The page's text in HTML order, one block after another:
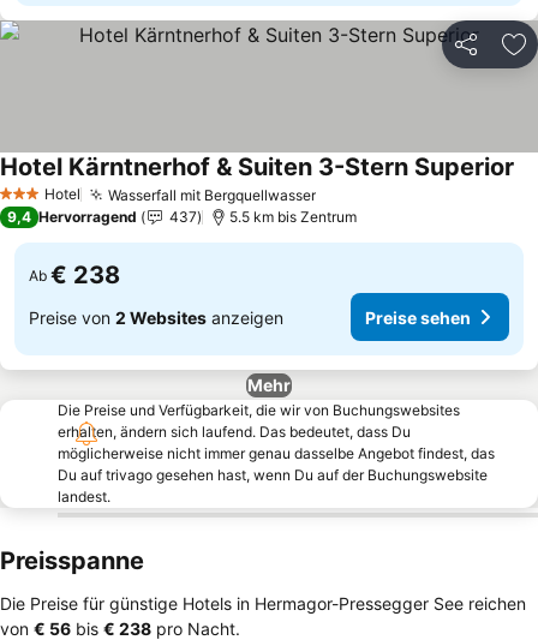
Teilen
3 SterneHotel Wasserfall mit BergquellwasserPreise sehen
Hotel Kärntnerhof & Suiten 3-Stern Superior
9,4 Hervorragend 437 5.5 km bis Zentrum
Ab € 238
Preise von 2 Websites anzeigen Preise sehen
Mehr
Die Preise und Verfügbarkeit, die wir von Buchungswebsites
erhalten, ändern sich laufend. Das bedeutet, dass Du
möglicherweise nicht immer genau dasselbe Angebot findest, das
Du auf trivago gesehen hast, wenn Du auf der Buchungswebsite
landest.
Preisspanne
Die Preise für günstige Hotels in Hermagor-Pressegger See reichen
von ‎€ 56 bis ‎€ 238 pro Nacht.